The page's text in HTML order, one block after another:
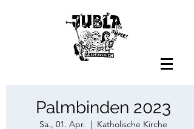
Palmbinden 2023
Sa., 01. Apr.
  |
Katholische Kirche